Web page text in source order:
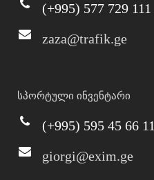
(+995) 577 729 111
zaza@trafik.ge
სპორტული ინვენტარი
(+995) 595 45 66 11
giorgi@exim.ge